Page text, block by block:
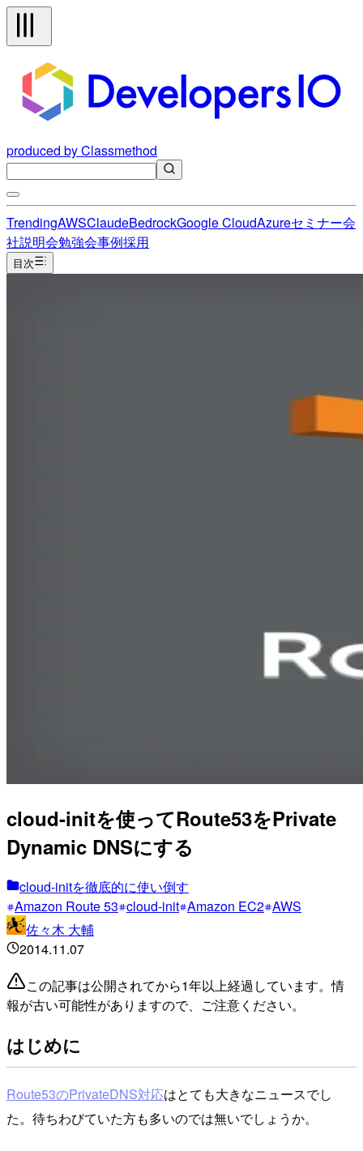
produced by Classmethod
TrendingAWSClaudeBedrockGoogle CloudAzureセミナー会
社説明会勉強会事例採用
目次
cloud-initを使ってRoute53をPrivate
Dynamic DNSにする
cloud-initを徹底的に使い倒す
Amazon Route 53 cloud-init Amazon EC2 AWS
佐々木 大輔
2014.11.07
この記事は公開されてから1年以上経過しています。情
報が古い可能性がありますので、ご注意ください。
はじめに
Route53のPrivateDNS対応はとても大きなニュースでし
た。待ちわびていた方も多いのでは無いでしょうか。